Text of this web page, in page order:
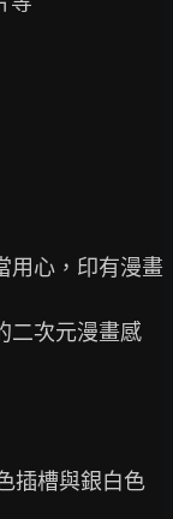
用心，印有漫畫
插槽與銀白色